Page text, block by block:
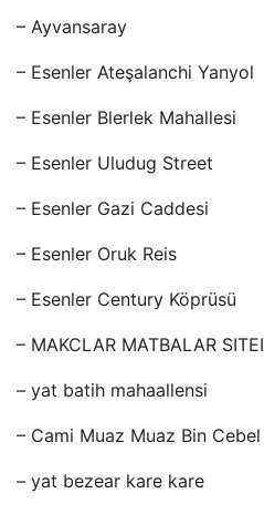
– Ayvansaray
– Esenler Ateşalanchi Yanyol
– Esenler Blerlek Mahallesi
– Esenler Uludug Street
– Esenler Gazi Caddesi
– Esenler Oruk Reis
– Esenler Century Köprüsü
– MAKCLAR MATBALAR SITEI
– yat batih mahaallensi
– Cami Muaz Muaz Bin Cebel
– yat bezear kare kare